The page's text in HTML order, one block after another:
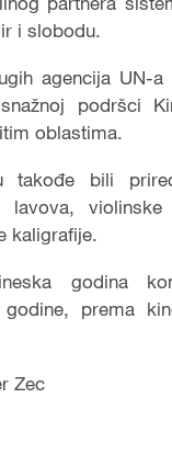
i slobodu.
agencija UN-
podršci
oblastima.
takođe bili
lavova, violinske
kaligrafije.
godina
prema
Zec